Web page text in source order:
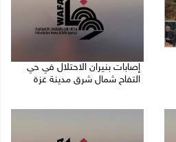
إصابات بنيران الاحتلال في حي
التفاح شمال شرق مدينة غزة